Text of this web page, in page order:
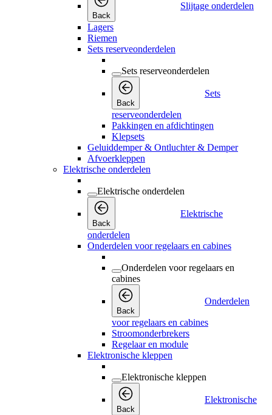
Back
Slijtage onderdelen
Lagers
Riemen
Sets reserveonderdelen
Sets reserveonderdelen
Back
Sets
reserveonderdelen
Pakkingen en afdichtingen
Klepsets
Geluiddemper & Ontluchter & Demper
Afvoerkleppen
Elektrische onderdelen
Elektrische onderdelen
Back
Elektrische
onderdelen
Onderdelen voor regelaars en cabines
Onderdelen voor regelaars en
cabines
Back
Onderdelen
voor regelaars en cabines
Stroomonderbrekers
Regelaar en module
Elektronische kleppen
Elektronische kleppen
Back
Elektronische